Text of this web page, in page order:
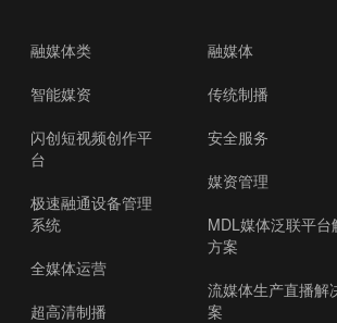
融媒体类
智能媒资
闪创短视频创作平
台
极速融通设备管理
系统
全媒体运营
超高清制播
融媒体
传统制播
安全服务
媒资管理
MDL媒体泛联平台
方案
流媒体生产直播解
案